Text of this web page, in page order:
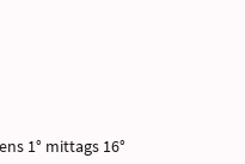
1° mittags 16°